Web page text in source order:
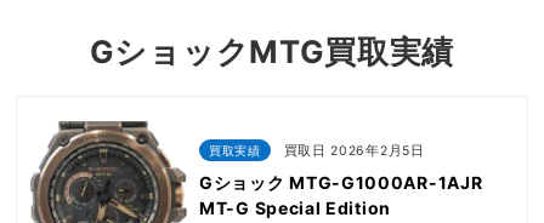
GショックMTG買取実績
買取実績 買取日 2026年2月5日
Gショック MTG-G1000AR-1AJR
MT-G Special Edition